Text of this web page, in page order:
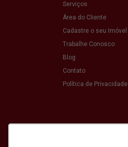
Serviços
Área do Cliente
Cadastre o seu Imóvel
Trabalhe Conosco
Blog
Contato
Política de Privacidade